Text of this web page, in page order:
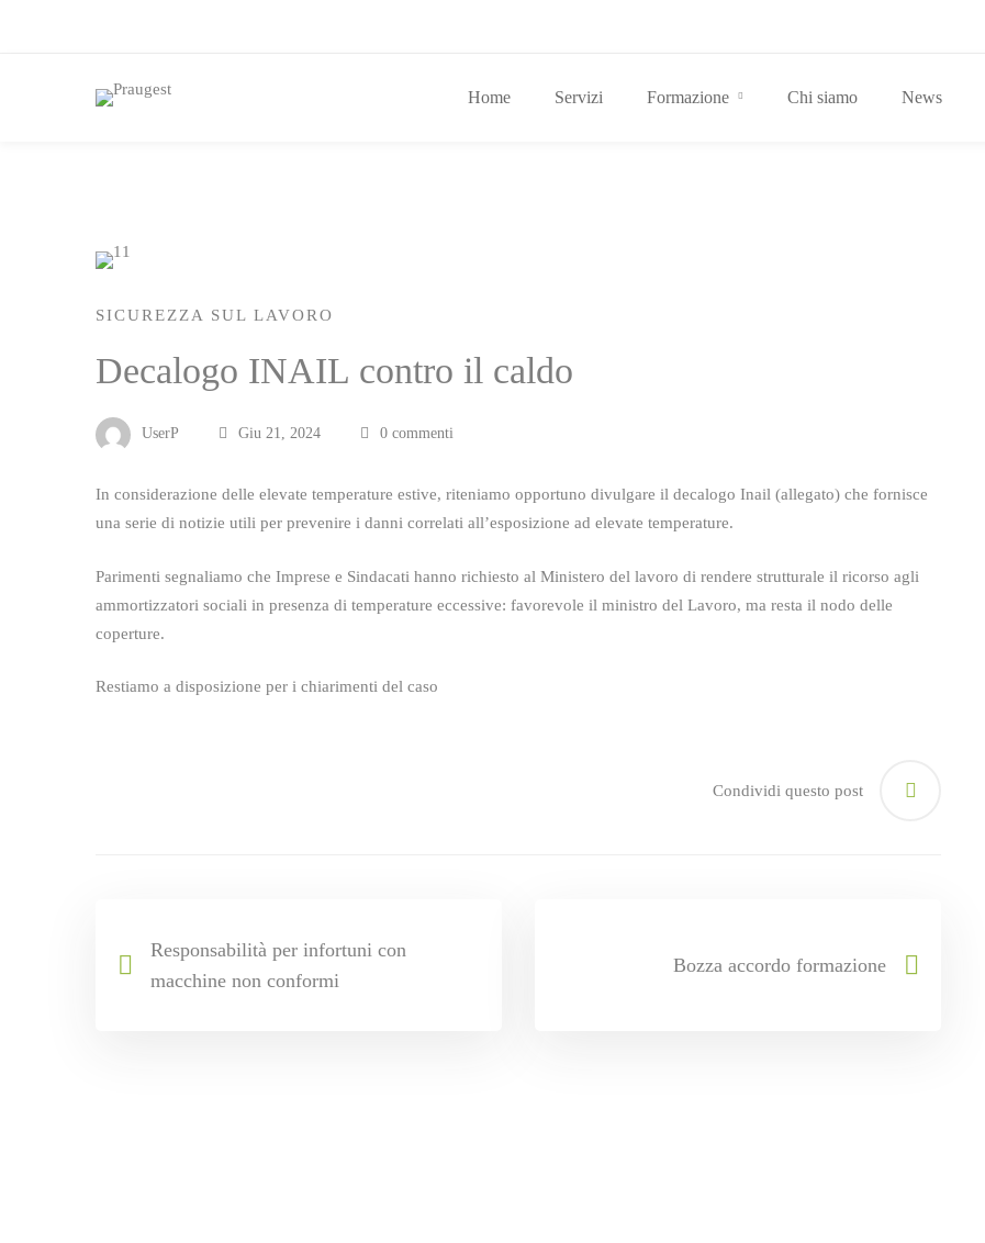
Home Servizi Formazione Chi siamo News
SICUREZZA SUL LAVORO
Decalogo INAIL contro il caldo
UserP Giu 21, 2024 0 commenti
In considerazione delle elevate temperature estive, riteniamo opportuno divulgare il decalogo Inail (allegato) che fornisce
una serie di notizie utili per prevenire i danni correlati all’esposizione ad elevate temperature.
Parimenti segnaliamo che Imprese e Sindacati hanno richiesto al Ministero del lavoro di rendere strutturale il ricorso agli
ammortizzatori sociali in presenza di temperature eccessive: favorevole il ministro del Lavoro, ma resta il nodo delle
coperture.
Restiamo a disposizione per i chiarimenti del caso
Condividi questo post
Responsabilità per infortuni con
macchine non conformi
Bozza accordo formazione